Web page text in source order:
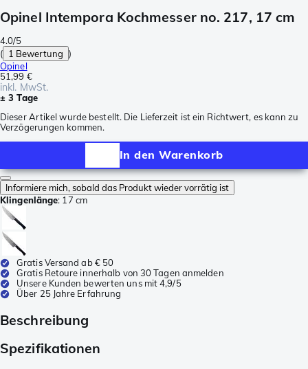
Opinel Intempora Kochmesser no. 217, 17 cm
4.0/5
( 1 Bewertung )
Opinel
51,99 €
inkl. MwSt.
± 3 Tage
Dieser Artikel wurde bestellt. Die Lieferzeit ist ein Richtwert, es kann zu
Verzögerungen kommen.
In den Warenkorb
Informiere mich, sobald das Produkt wieder vorrätig ist
Klingenlänge: 17 cm
Gratis Versand ab € 50
Gratis Retoure innerhalb von 30 Tagen anmelden
Unsere Kunden bewerten uns mit 4,9/5
Über 25 Jahre Erfahrung
Beschreibung
Spezifikationen